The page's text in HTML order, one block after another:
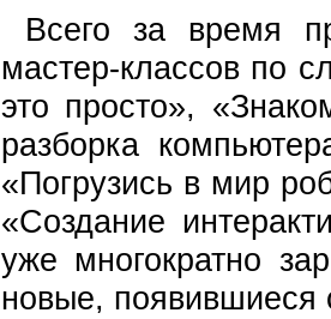
Всего за время
мастер-классов по
это просто»,
разборка
«Погрузись в мир
«Создание
уже многократно
новые, появившиеся